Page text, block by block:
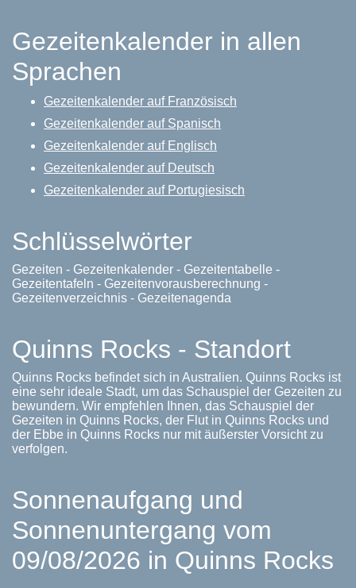
Gezeitenkalender in allen
Sprachen
Gezeitenkalender auf Französisch
Gezeitenkalender auf Spanisch
Gezeitenkalender auf Englisch
Gezeitenkalender auf Deutsch
Gezeitenkalender auf Portugiesisch
Schlüsselwörter
Gezeiten - Gezeitenkalender - Gezeitentabelle -
Gezeitentafeln - Gezeitenvorausberechnung -
Gezeitenverzeichnis - Gezeitenagenda
Quinns Rocks - Standort
Quinns Rocks befindet sich in Australien. Quinns Rocks ist
eine sehr ideale Stadt, um das Schauspiel der Gezeiten zu
bewundern. Wir empfehlen Ihnen, das Schauspiel der
Gezeiten in Quinns Rocks, der Flut in Quinns Rocks und
der Ebbe in Quinns Rocks nur mit äußerster Vorsicht zu
verfolgen.
Sonnenaufgang und
Sonnenuntergang vom
09/08/2026 in Quinns Rocks